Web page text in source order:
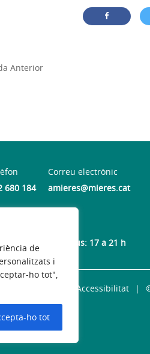
de
i
ho tot",
ho tot
Anterior
680 184
Correu electrònic
amieres@mieres.cat
h | Dimarts i dijous: 17 a 21 h
Accessibilitat